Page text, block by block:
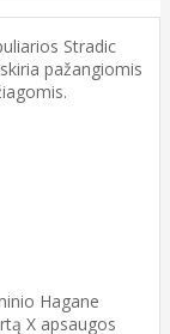
Stradic
pažangiomis
Hagane
X apsaugos